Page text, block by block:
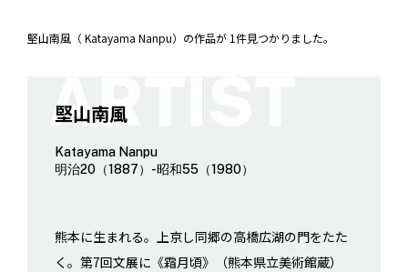
堅山南風（ Katayama Nanpu）の作品が 1件見つかりました。
堅山南風
Katayama Nanpu
明治20（1887）-昭和55（1980）
熊本に生まれる。上京し同郷の高橋広湖の門をたた
く。第7回文展に《霜月頃》（熊本県立美術館蔵）